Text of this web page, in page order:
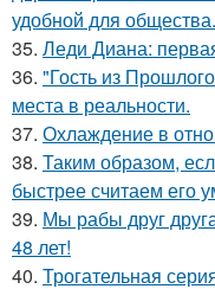
удобной для общества.
35. Леди Диана:
36. "Гость из
места в реальности.
37. Охлаждение в
38. Таким образом,
быстрее считаем его
39. Мы рабы друг
48 лет!
40. Трогательная